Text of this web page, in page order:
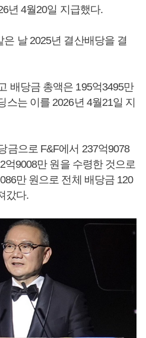
년 4월20일 지급했다.
날 2025년 결산배당을 결
배당금 총액은 195억3495만
스는 이를 2026년 4월21일 지
금으로 F&F에서 237억9078
억9008만 원을 수령한 것으로
만 원으로 전체 배당금 120
갔다.